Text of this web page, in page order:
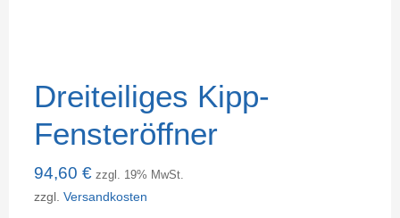
Dreiteiliges Kipp-
Fensteröffner
94,60 € zzgl. 19% MwSt.
zzgl. Versandkosten